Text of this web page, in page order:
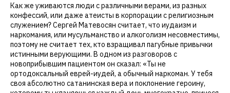
Как же уживаются люди с различными верами, из разных
конфессий, или даже атеисты в корпорации с религиозным
служением? Сергей Матевосян считает, что иудаизм и
наркомания, или мусульманство и алкоголизм несовместимы,
поэтому не считает тех, кто взращивал пагубные привычки
истинными верующими. В одном из разговоров с
новоприбывшим пациентом он сказал: «Ты не
ортодоксальный еврей-иудей, а обычный наркоман. У тебя
своя абсолютно сатанинская вера и поклонение героину,